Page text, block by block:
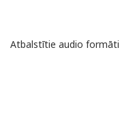
Atbalstītie audio formāti